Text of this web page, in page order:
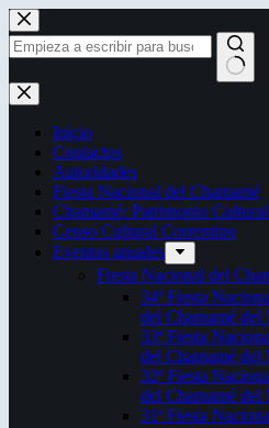
Saltar
al
contenido
Sin
resultados
Inicio
Contactos
Autoridades
Fiesta Nacional del Chamamé
Chamamé: Patrimonio
Censo Cultural Correntino
Eventos anuales
Fiesta Nacional del
34ª Fiesta
del Chamamé del
33ª Fiesta
del Chamamé del
32ª Fiesta
del Chamamé del
31ª Fiesta